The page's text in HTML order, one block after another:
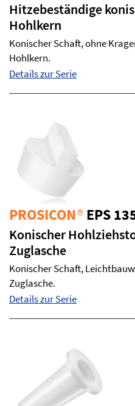
Hitzebeständige
Hohlkern
Konischer Schaft, ohne
Hohlkern.
Details zur Serie
PROSICON®EPS
Konischer
Zuglasche
Konischer Schaft,
Zuglasche.
Details zur Serie